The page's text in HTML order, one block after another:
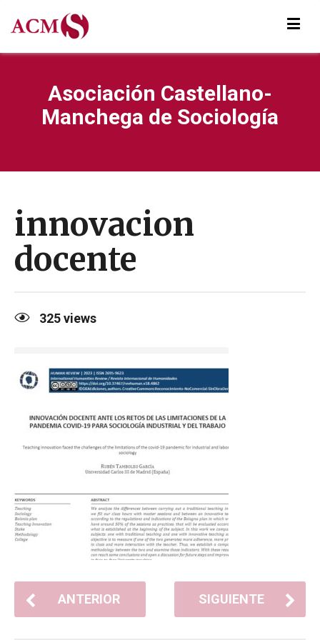
Asociación Castellano-
Manchega de Sociología
innovacion
docente
325views
ANTERIOR SIGUIENTE